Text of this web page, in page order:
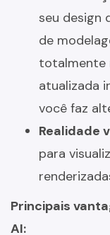
seu design
de
totalmente
atualizada
você faz
Realidade
para
Principais
AI: